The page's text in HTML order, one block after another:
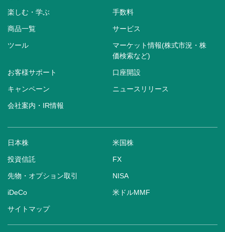
楽しむ・学ぶ 手数料
商品一覧 サービス
ツール
マーケット情報(株式市況・株
価検索など)
お客様サポート 口座開設
キャンペーン ニュースリリース
会社案内・IR情報
日本株 米国株
投資信託 FX
先物・オプション取引 NISA
iDeCo 米ドルMMF
サイトマップ